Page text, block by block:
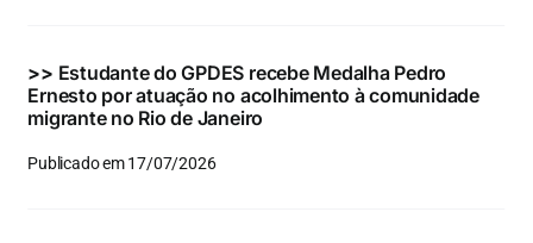
>> Estudante do GPDES recebe Medalha Pedro
Ernesto por atuação no acolhimento à comunidade
migrante no Rio de Janeiro
Publicado em 17/07/2026